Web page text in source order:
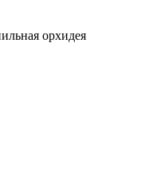
орхидея